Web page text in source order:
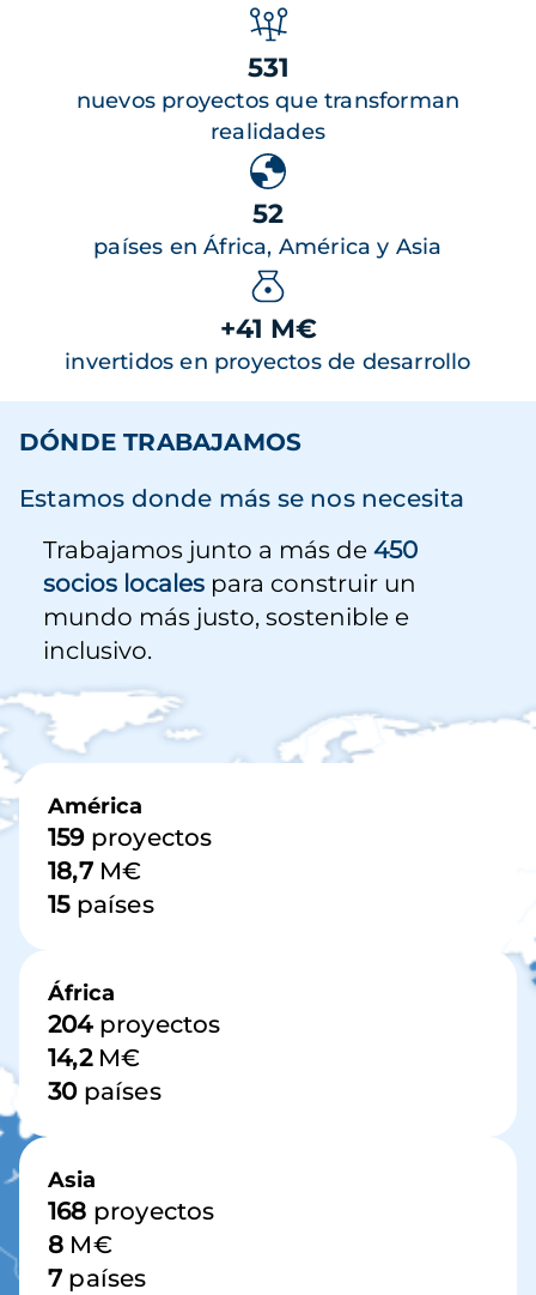
531
nuevos proyectos que transforman
realidades
52
países en África, América y Asia
+41 M€
invertidos en proyectos de desarrollo
DÓNDE TRABAJAMOS
Estamos donde más se nos necesita
Trabajamos junto a más de 450
socios locales para construir un
mundo más justo, sostenible e
inclusivo.
Imagen
América
159proyectos
18,7M€
15países
África
204proyectos
14,2M€
30países
Asia
168 proyectos
8 M€
7 países